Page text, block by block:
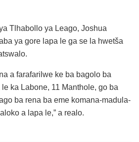
Tlhabollo ya Leago, Joshua
ya gore lapa le ga se la hwetša
a farafarilwe ke ba bagolo ba
ka Labone, 11 Manthole, go ba
ba rena ba eme komana-madula-
a lapa le,” a realo.